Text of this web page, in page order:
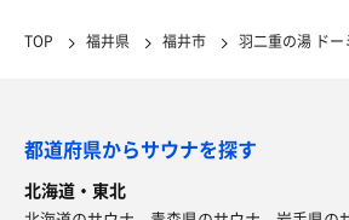
TOP 福井県 福井市 羽二重の湯 ド
都道府県からサウナを探す
北海道・東北